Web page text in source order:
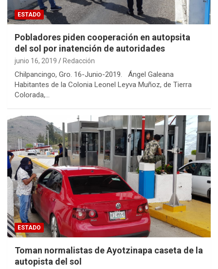
ESTADO
Pobladores piden cooperación en autopsita
del sol por inatención de autoridades
junio 16, 2019 Redacción
Chilpancingo, Gro. 16-Junio-2019. Ángel Galeana
Habitantes de la Colonia Leonel Leyva Muñoz, de Tierra
Colorada,…
ESTADO
Toman normalistas de Ayotzinapa caseta de la
autopista del sol